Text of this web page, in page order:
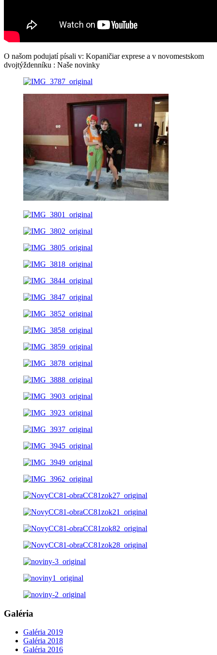
O našom podujatí písali v: Kopaničiar exprese a v novomestskom
dvojtýždenníku : Naše novinky
Galéria
Galéria 2019
Galéria 2018
Galéria 2016